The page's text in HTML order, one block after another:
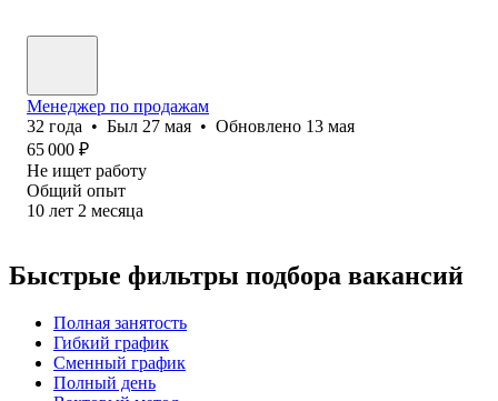
Менеджер по продажам
32 года • Был 27 мая • Обновлено 13 мая
65 000 ₽
Не ищет работу
Общий опыт
10 лет 2 месяца
Быстрые фильтры подбора вакансий
Полная занятость
Гибкий график
Сменный график
Полный день